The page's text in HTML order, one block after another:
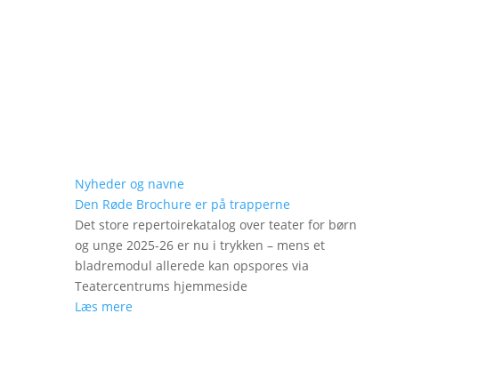
Nyheder og navne
Den Røde Brochure er på trapperne
Det store repertoirekatalog over teater for børn
og unge 2025-26 er nu i trykken – mens et
bladremodul allerede kan opspores via
Teatercentrums hjemmeside
Læs mere